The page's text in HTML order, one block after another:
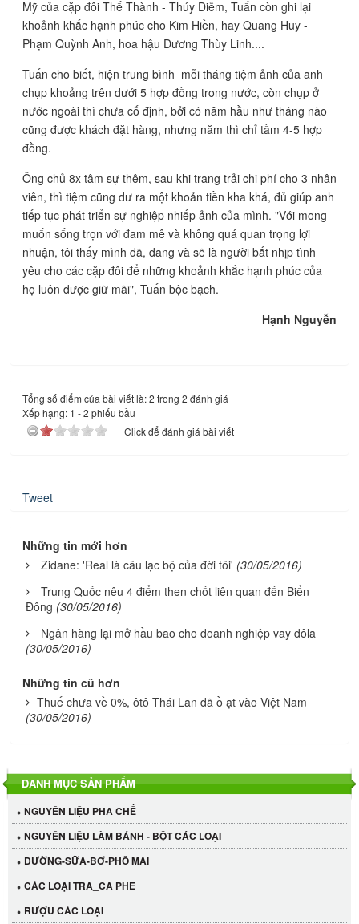
Mỹ của cặp đôi Thế Thành - Thúy Diễm, Tuấn còn ghi lại
khoảnh khắc hạnh phúc cho Kim Hiền, hay Quang Huy -
Phạm Quỳnh Anh, hoa hậu Dương Thùy Linh....
Tuấn cho biết, hiện trung bình mỗi tháng tiệm ảnh của anh
chụp khoảng trên dưới 5 hợp đồng trong nước, còn chụp ở
nước ngoài thì chưa cố định, bởi có năm hầu như tháng nào
cũng được khách đặt hàng, nhưng năm thì chỉ tầm 4-5 hợp
đồng.
Ông chủ 8x tâm sự thêm, sau khi trang trải chi phí cho 3 nhân
viên, thì tiệm cũng dư ra một khoản tiền kha khá, đủ giúp anh
tiếp tục phát triển sự nghiệp nhiếp ảnh của mình. "Với mong
muốn sống trọn với đam mê và không quá quan trọng lợi
nhuận, tôi thấy mình đã, đang và sẽ là người bắt nhịp tình
yêu cho các cặp đôi để những khoảnh khắc hạnh phúc của
họ luôn được giữ mãi", Tuấn bộc bạch.
Hạnh Nguyễn
Tổng số điểm của bài viết là: 2 trong 2 đánh giá
Xếp hạng: 1 -2 phiếu bầu
Click để đánh giá bài viết
Tweet
Những tin mới hơn
Zidane: 'Real là câu lạc bộ của đời tôi' (30/05/2016)
Trung Quốc nêu 4 điểm then chốt liên quan đến Biển
Đông (30/05/2016)
Ngân hàng lại mở hầu bao cho doanh nghiệp vay đôla
(30/05/2016)
Những tin cũ hơn
Thuế chưa về 0%, ôtô Thái Lan đã ồ ạt vào Việt Nam
(30/05/2016)
DANH MỤC SẢN PHẨM
NGUYÊN LIỆU PHA CHẾ
NGUYÊN LIỆU LÀM BÁNH - BỘT CÁC LOẠI
ĐƯỜNG-SỮA-BƠ-PHÔ MAI
CÁC LOẠI TRÀ_CÀ PHÊ
RƯỢU CÁC LOẠI